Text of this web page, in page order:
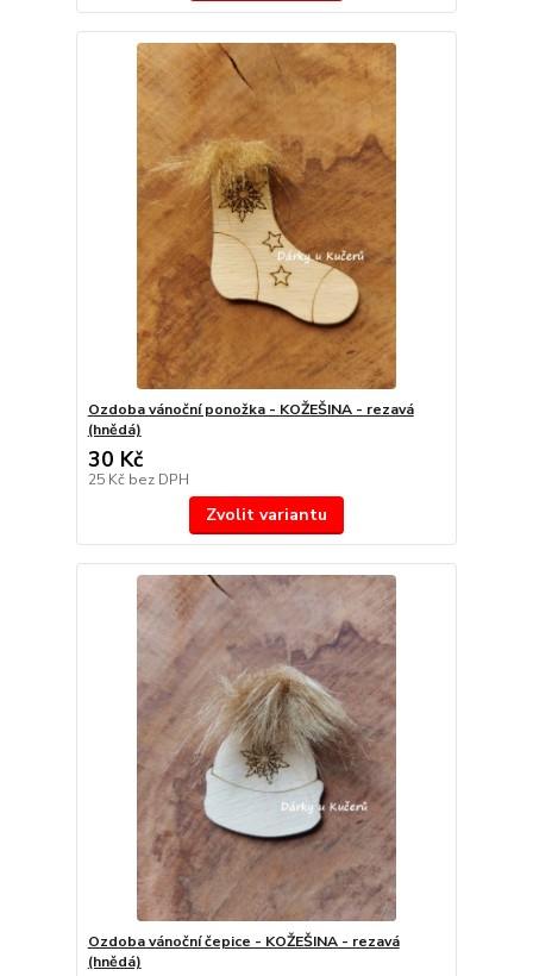
Ozdoba vánoční ponožka - KOŽEŠINA - rezavá
(hnědá)
30 Kč
25 Kč bez DPH
Zvolit variantu
Ozdoba vánoční čepice - KOŽEŠINA - rezavá
(hnědá)